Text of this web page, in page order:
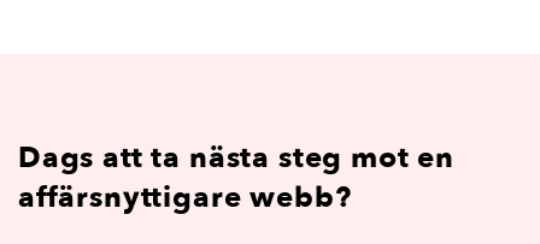
Dags att ta nästa steg mot en
affärsnyttigare webb?